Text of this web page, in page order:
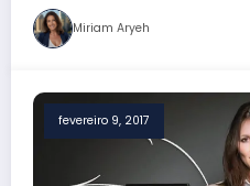
Miriam Aryeh
fevereiro 9, 2017